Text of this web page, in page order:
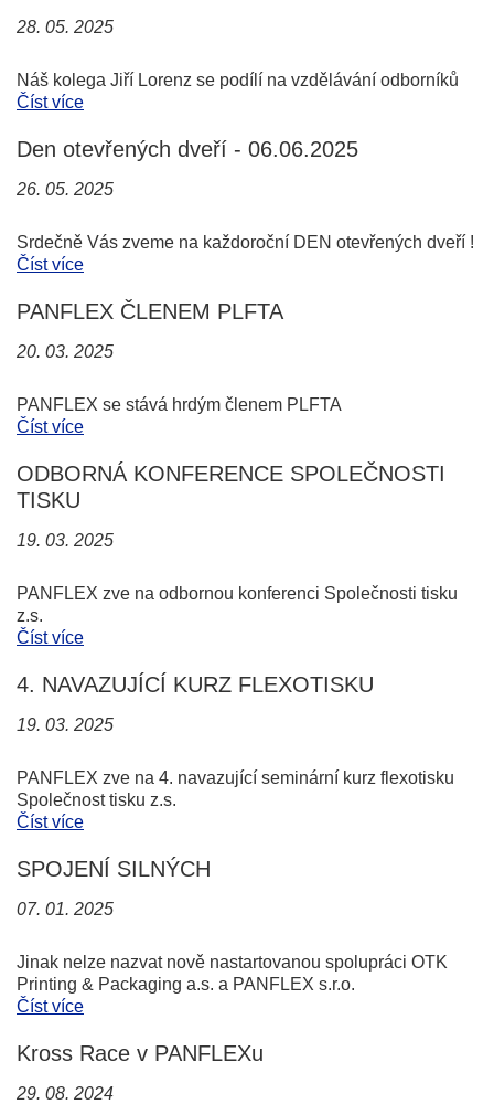
28. 05. 2025
Náš kolega Jiří Lorenz se podílí na vzdělávání odborníků
Číst více
Den otevřených dveří - 06.06.2025
26. 05. 2025
Srdečně Vás zveme na každoroční DEN otevřených dveří !
Číst více
PANFLEX ČLENEM PLFTA
20. 03. 2025
PANFLEX se stává hrdým členem PLFTA
Číst více
ODBORNÁ KONFERENCE SPOLEČNOSTI
TISKU
19. 03. 2025
PANFLEX zve na odbornou konferenci Společnosti tisku
z.s.
Číst více
4. NAVAZUJÍCÍ KURZ FLEXOTISKU
19. 03. 2025
PANFLEX zve na 4. navazující seminární kurz flexotisku
Společnost tisku z.s.
Číst více
SPOJENÍ SILNÝCH
07. 01. 2025
Jinak nelze nazvat nově nastartovanou spolupráci OTK
Printing & Packaging a.s. a PANFLEX s.r.o.
Číst více
Kross Race v PANFLEXu
29. 08. 2024